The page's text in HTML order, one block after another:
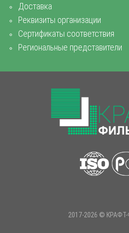
2017-2026 ©
Доставка
Реквизиты организации
Сертификаты соответствия
Региональные представители